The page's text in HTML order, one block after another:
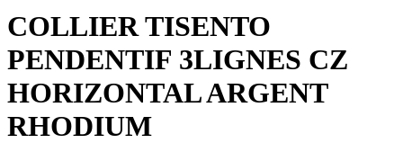
COLLIER TISENTO
PENDENTIF 3LIGNES CZ
HORIZONTAL ARGENT
RHODIUM